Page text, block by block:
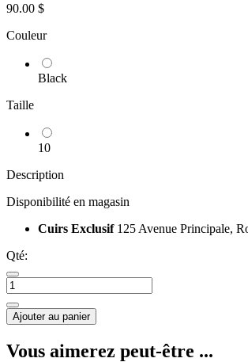
90.00 $
Couleur
Black
Taille
10
Description
Disponibilité en magasin
Cuirs Exclusif 125 Avenue Principale,
Qté:
Ajouter au panier
Vous aimerez peut-être ...